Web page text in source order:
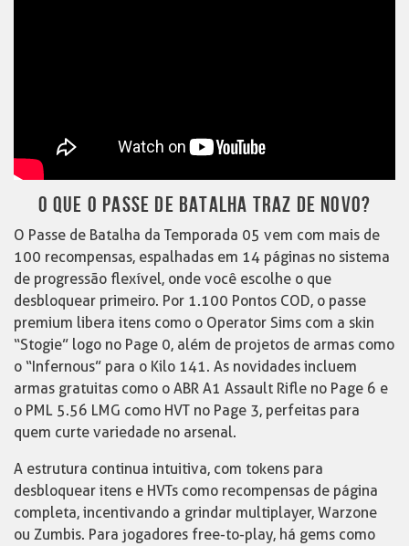
O QUE O PASSE DE BATALHA TRAZ DE NOVO?
O Passe de Batalha da Temporada 05 vem com mais de
100 recompensas, espalhadas em 14 páginas no sistema
de progressão flexível, onde você escolhe o que
desbloquear primeiro. Por 1.100 Pontos COD, o passe
premium libera itens como o Operator Sims com a skin
“Stogie” logo no Page 0, além de projetos de armas como
o “Infernous” para o Kilo 141. As novidades incluem
armas gratuitas como o ABR A1 Assault Rifle no Page 6 e
o PML 5.56 LMG como HVT no Page 3, perfeitas para
quem curte variedade no arsenal.
A estrutura continua intuitiva, com tokens para
desbloquear itens e HVTs como recompensas de página
completa, incentivando a grindar multiplayer, Warzone
ou Zumbis. Para jogadores free-to-play, há gems como